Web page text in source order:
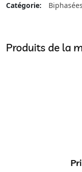
Catégorie:
Produits de la